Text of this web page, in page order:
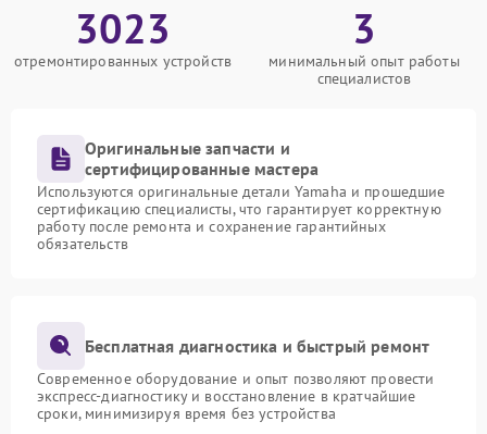
3023
отремонтированных устройств
3
минимальный опыт работы
специалистов
Оригинальные запчасти и
сертифицированные мастера
Используются оригинальные детали Yamaha и прошедшие
сертификацию специалисты, что гарантирует корректную
работу после ремонта и сохранение гарантийных
обязательств
Бесплатная диагностика и быстрый ремонт
Современное оборудование и опыт позволяют провести
экспресс-диагностику и восстановление в кратчайшие
сроки, минимизируя время без устройства